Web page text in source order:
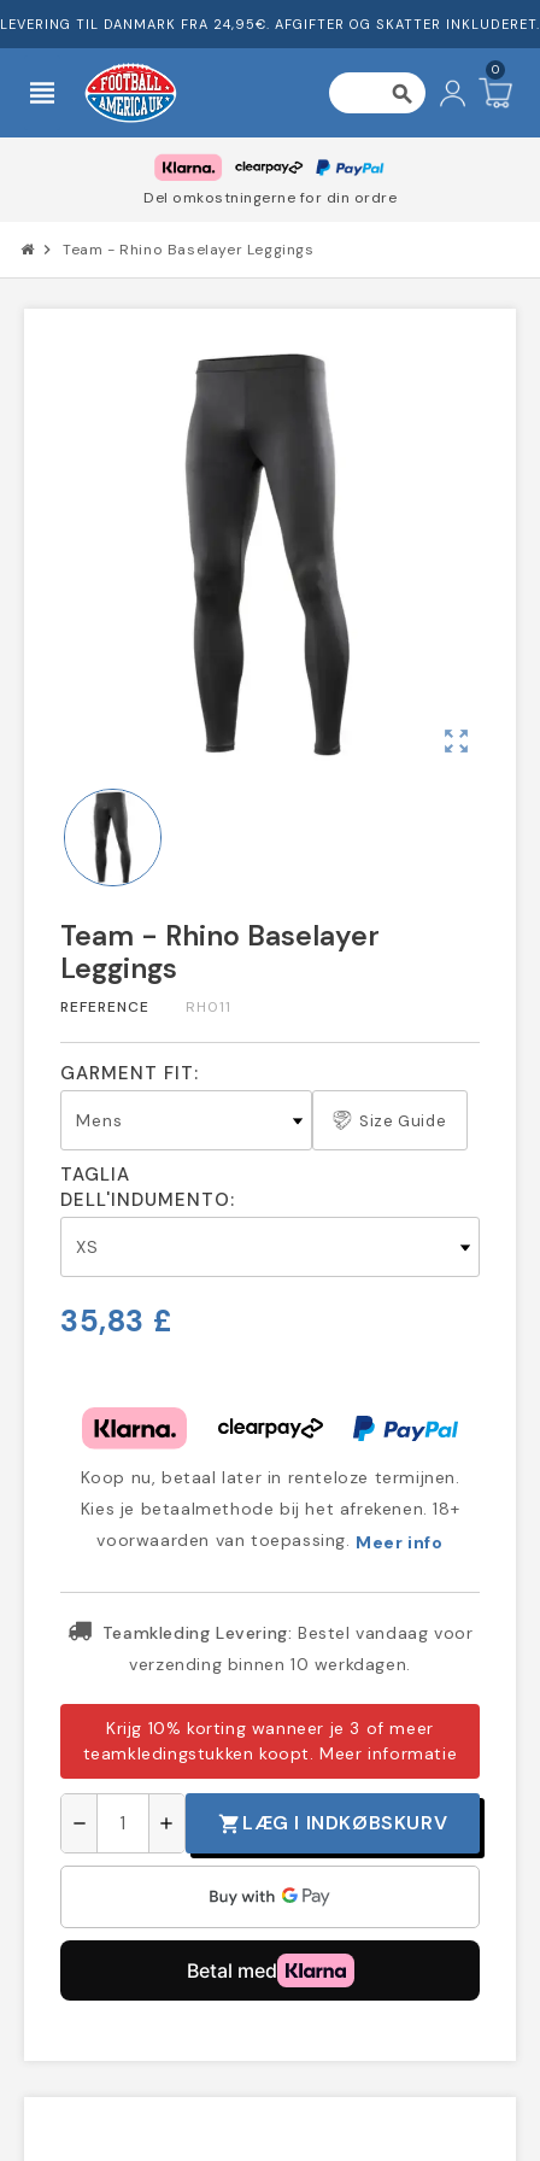
LEVERING TIL DANMARK FRA 24,95€. AFGIFTER OG SKATTER INKLUDERET.
view_headline search
0
Del omkostningerne for din ordre
chevron_right Team - Rhino Baselayer Leggings
zoom_out_map
Team - Rhino Baselayer
Leggings
REFERENCE RH011
GARMENT FIT:
Size Guide
TAGLIA
DELL'INDUMENTO:
35,83 £
Koop nu, betaal later in renteloze termijnen.
Kies je betaalmethode bij het afrekenen. 18+
voorwaarden van toepassing. Meer info
Teamkleding Levering: Bestel vandaag voor
verzending binnen 10 werkdagen.
Krijg 10% korting wanneer je 3 of meer
teamkledingstukken koopt.Meer informatie
remove add shopping_cart LÆG I INDKØBSKURV